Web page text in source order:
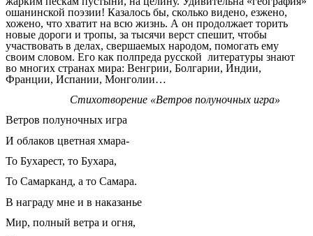
ошанинской поэзии! Казалось бы, сколько видено, езжено,
хожено, что хватит на всю жизнь. А он продолжает торить
новые дороги и тропы, за тысячи верст спешит, чтобы
участвовать в делах, свершаемых народом, помогать ему
своим словом. Его как полпреда русской литературы знают
во многих странах мира: Венгрии, Болгарии, Индии,
Франции, Испании, Монголии…
Стихотворение «Ветров полуночных игра»
Ветров полуночных игра
И облаков цветная хмара-
То Бухарест, то Бухара,
То Самарканд, а то Самара.
В награду мне и в наказанье
Мир, полный ветра и огня,